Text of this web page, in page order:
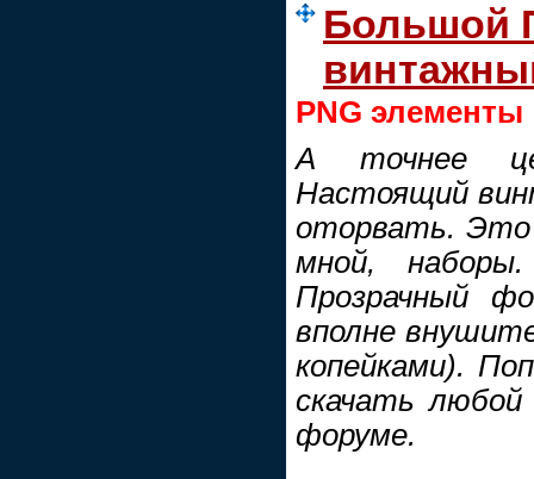
Большой
PNG элементы
А точнее
Настоящий
оторвать.
мной,
Прозрачный
вполне
копейками).
скачать
форуме.